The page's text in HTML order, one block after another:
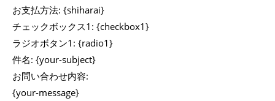
お支払方法: {shiharai}
チェックボックス1: {checkbox1}
ラジオボタン1: {radio1}
件名: {your-subject}
お問い合わせ内容:
{your-message}